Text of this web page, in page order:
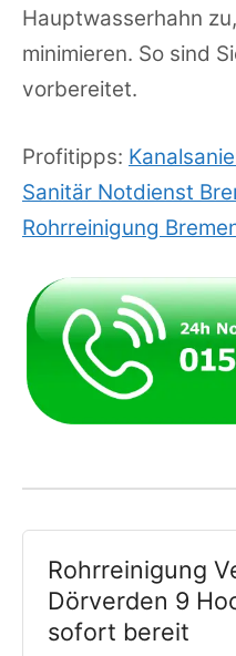
Hauptwasserhahn
minimieren. So sind
vorbereitet.
Profitipps:
Sanitär Notdienst
Rohrreinigung
Rohrreinigung
Dörverden 9
sofort bereit